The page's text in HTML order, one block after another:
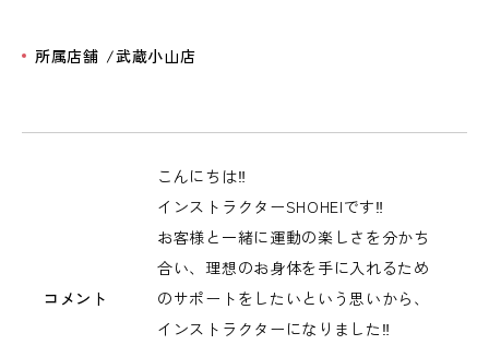
所属店舗 武蔵小山店
コメント
こんにちは‼︎
インストラクターSHOHEIです‼︎
お客様と一緒に運動の楽しさを分かち
合い、理想のお身体を手に入れるため
のサポートをしたいという思いから、
インストラクターになりました‼︎